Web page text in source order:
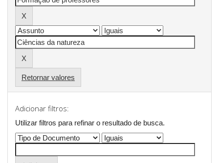
Retornar valores
Adicionar filtros:
Utilizar filtros para refinar o resultado de busca.